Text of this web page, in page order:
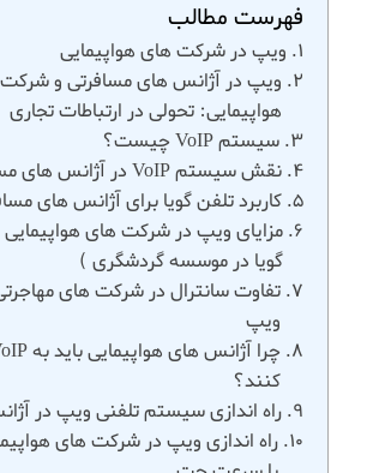
فهرست مطالب
ویپ در شرکت های هواپیمایی
ویپ در آژانس های مسافرتی و
هواپیمایی: تحولی در ارتباطات تجاری
سیستم VoIP چیست؟
نقش سیستم VoIP در آژانس‌ های مسافرتی
کاربرد تلفن گویا برای آژانس های
مزایای ویپ در شرکت های هواپیمایی
گویا در موسسه گردشگری )
تفاوت سانترال در شرکت های
ویپ
کنند؟
راه اندازی سیستم تلفنی ویپ در
راه اندازی ویپ در شرکت های